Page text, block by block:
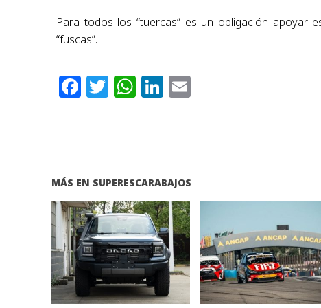
Para todos los “tuercas” es un obligación
“fuscas”.
Facebook
Twitter
WhatsApp
LinkedIn
MÁS EN SUPERESCARABAJOS
VER NOTA VER NOTA